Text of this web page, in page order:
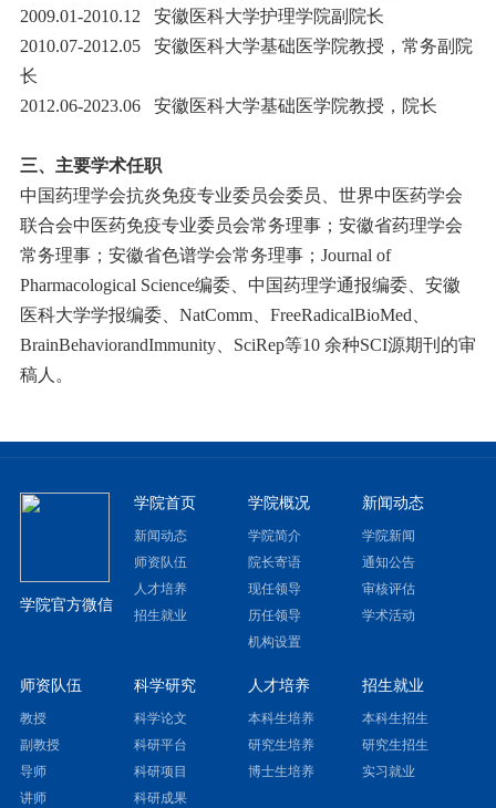
2009.01-2010.12 安徽医科大学护理学院副院长
2010.07-2012.05 安徽医科大学基础医学院教授，常务副院
长
2012.06-2023.06 安徽医科大学基础医学院教授，院长
三、主要学术任职
中国药理学会抗炎免疫专业委员会委员、世界中医药学会
联合会中医药免疫专业委员会常务理事；安徽省药理学会
常务理事；安徽省色谱学会常务理事；Journal of
Pharmacological Science编委、中国药理学通报编委、安徽
医科大学学报编委、NatComm、FreeRadicalBioMed、
BrainBehaviorandImmunity、SciRep等10 余种SCI源期刊的审
稿人。
学院官方微信
学院首页
新闻动态
师资队伍
人才培养
招生就业
学院概况
学院简介
院长寄语
现任领导
历任领导
机构设置
新闻动态
学院新闻
通知公告
审核评估
学术活动
师资队伍
教授
副教授
导师
讲师
科学研究
科学论文
科研平台
科研项目
科研成果
人才培养
本科生培养
研究生培养
博士生培养
招生就业
本科生招生
研究生招生
实习就业